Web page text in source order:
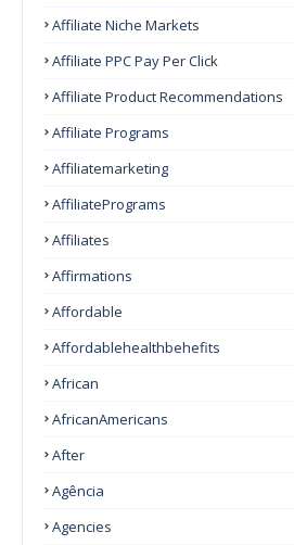
Affiliate Niche Markets
Affiliate PPC Pay Per Click
Affiliate Product Recommendations
Affiliate Programs
Affiliatemarketing
AffiliatePrograms
Affiliates
Affirmations
Affordable
Affordablehealthbehefits
African
AfricanAmericans
After
Agência
Agencies